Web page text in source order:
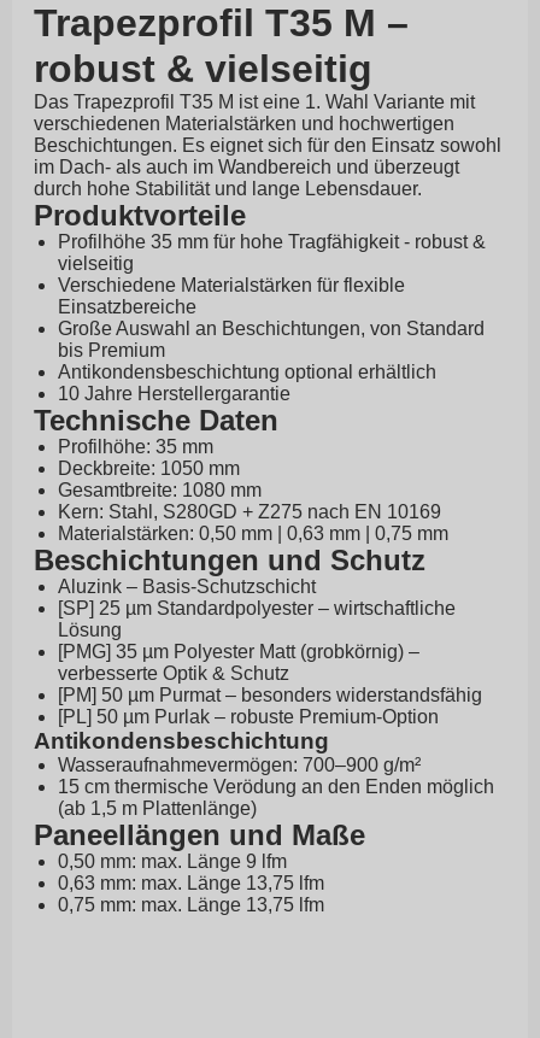
Trapezprofil T35 M –
robust & vielseitig
Das Trapezprofil T35 M ist eine 1. Wahl Variante mit
verschiedenen Materialstärken und hochwertigen
Beschichtungen. Es eignet sich für den Einsatz sowohl
im Dach- als auch im Wandbereich und überzeugt
durch hohe Stabilität und lange Lebensdauer.
Produktvorteile
Profilhöhe 35 mm für hohe Tragfähigkeit - robust &
vielseitig
Verschiedene Materialstärken für flexible
Einsatzbereiche
Große Auswahl an Beschichtungen, von Standard
bis Premium
Antikondensbeschichtung optional erhältlich
10 Jahre Herstellergarantie
Technische Daten
Profilhöhe: 35 mm
Deckbreite: 1050 mm
Gesamtbreite: 1080 mm
Kern: Stahl, S280GD + Z275 nach EN 10169
Materialstärken: 0,50 mm | 0,63 mm | 0,75 mm
Beschichtungen und Schutz
Aluzink – Basis-Schutzschicht
[SP] 25 µm Standardpolyester – wirtschaftliche
Lösung
[PMG] 35 µm Polyester Matt (grobkörnig) –
verbesserte Optik & Schutz
[PM] 50 µm Purmat – besonders widerstandsfähig
[PL] 50 µm Purlak – robuste Premium-Option
Antikondensbeschichtung
Wasseraufnahmevermögen: 700–900 g/m²
15 cm thermische Verödung an den Enden möglich
(ab 1,5 m Plattenlänge)
Paneellängen und Maße
0,50 mm: max. Länge 9 lfm
0,63 mm: max. Länge 13,75 lfm
0,75 mm: max. Länge 13,75 lfm